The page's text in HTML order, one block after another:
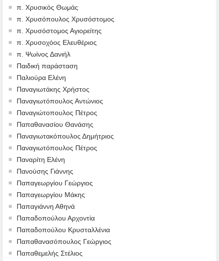
π. Χρυσικός Θωμάς
π. Χρυσόπουλος Χρυσόστομος
π. Χρυσόστομος Αγιορείτης
π. Χρυσοχόος Ελευθέριος
π. Ψωίνος Δανιήλ
Παιδική παράσταση
Παλιούρα Ελένη
Παναγιωτάκης Χρήστος
Παναγιωτόπουλος Αντώνιος
Παναγιώτοπουλος Πέτρος
Παπαθανασίου Θανάσης
Παναγιωτακόπουλος Δημήτριος
Παναγιωτόπουλος Πέτρος
Παναρίτη Ελένη
Πανούσης Γιάννης
Παπαγεωργίου Γεώργιος
Παπαγεωργίου Μάκης
Παπαγιάννη Αθηνά
Παπαδοπούλου Αρχοντία
Παπαδοπούλου Κρυσταλλένια
Παπαθανασόπουλος Γεώργιος
Παπαθεμελής Στέλιος